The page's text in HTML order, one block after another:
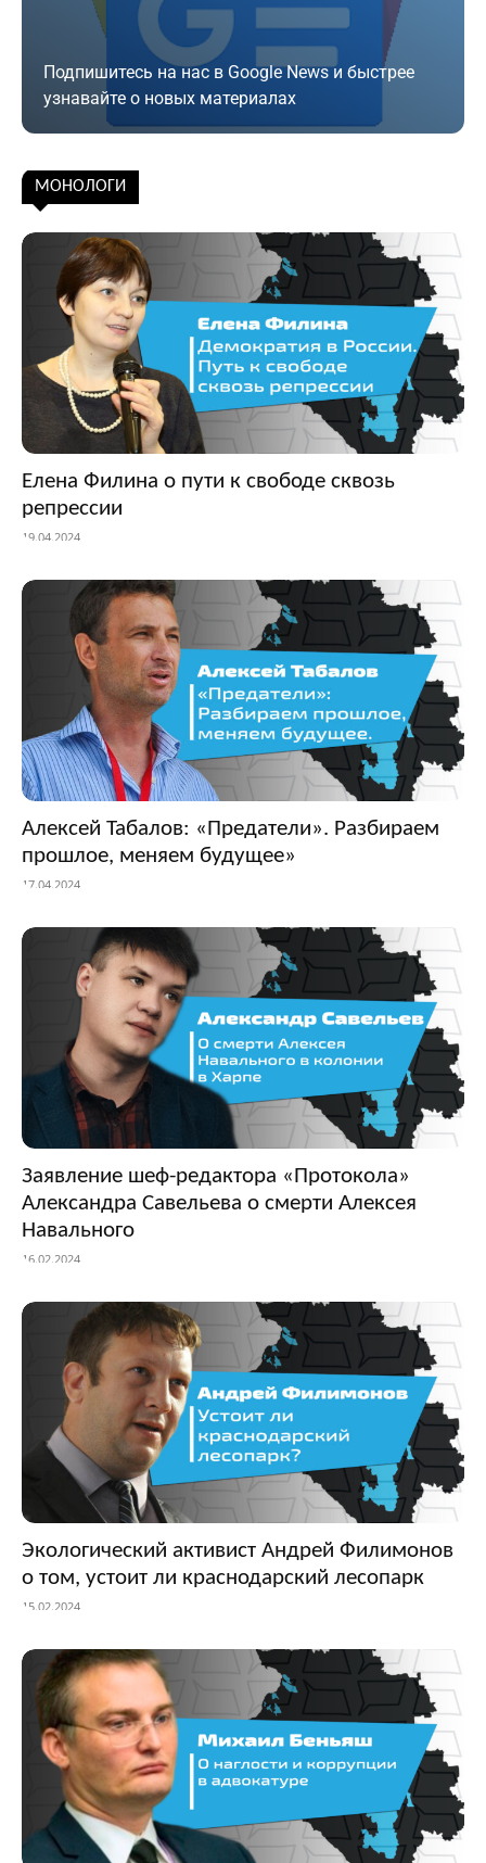
Подпишитесь на нас в Google News и быстрее
узнавайте о новых материалах
Подписаться
МОНОЛОГИ
Елена Филина о пути к свободе сквозь
репрессии
19.04.2024
Алексей Табалов: «Предатели». Разбираем
прошлое, меняем будущее»
17.04.2024
Заявление шеф-редактора «Протокола»
Александра Савельева о смерти Алексея
Навального
16.02.2024
Экологический активист Андрей Филимонов
о том, устоит ли краснодарский лесопарк
15.02.2024